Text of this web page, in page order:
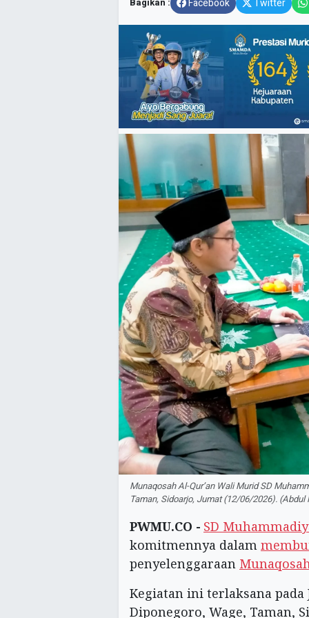
Bagikan : Facebook Twitter
Munaqosah Al-Qur’an Wali Murid SD
Taman, Sidoarjo, Jumat (12/06/2026). (Abdul
PWMU.CO - SD
komitmennya dalam
penyelenggaraan
Kegiatan ini terlaksana pada
Diponegoro, Wage, Taman,